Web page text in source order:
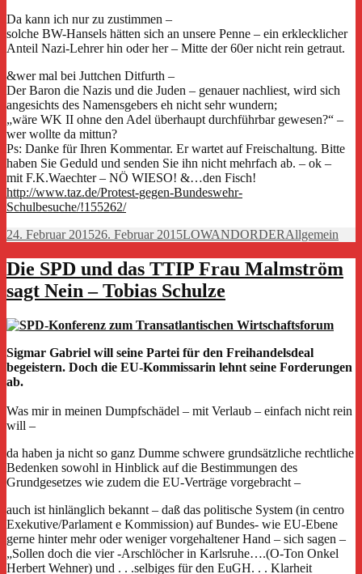
Da kann ich nur zu zustimmen –
solche BW-Hansels hätten sich an unsere Penne – ein erklecklicher
Anteil Nazi-Lehrer hin oder her – Mitte der 60er nicht rein getraut.
&wer mal bei Juttchen Ditfurth –
Der Baron die Nazis und die Juden – genauer nachliest, wird sich
angesichts des Namensgebers eh nicht sehr wundern;
„wäre WK II ohne den Adel überhaupt durchführbar gewesen?“ –
wer wollte da mittun?
Ps: Danke für Ihren Kommentar. Er wartet auf Freischaltung. Bitte
haben Sie Geduld und senden Sie ihn nicht mehrfach ab. – ok –
mit F.K.Waechter – NÖ WIESO! &…den Fisch!
http://www.taz.de/Protest-gegen-Bundeswehr-
Schulbesuche/!155262/
Veröffentlicht
24. Februar 201526. Februar 2015Autor
LOWANDORDER Kategorien
Allgemein
Die SPD und das TTIP Frau Malmström
sagt Nein – Tobias Schulze
Sigmar Gabriel will seine Partei für den Freihandelsdeal
begeistern. Doch die EU-Kommissarin lehnt seine Forderungen
ab.
Was mir in meinen Dumpfschädel – mit Verlaub – einfach nicht rein
will –
da haben ja nicht so ganz Dumme schwere grundsätzliche rechtliche
Bedenken sowohl in Hinblick auf die Bestimmungen des
Grundgesetzes wie zudem die EU-Verträge vorgebracht –
auch ist hinlänglich bekannt – daß das politische System (in centro
Exekutive/Parlament e Kommission) auf Bundes- wie EU-Ebene
gerne hinter mehr oder weniger vorgehaltener Hand – sich sagen –
„Sollen doch die vier -Arschlöcher in Karlsruhe….(O-Ton Onkel
Herbert Wehner) und . . .selbiges für den EuGH. . . Klarheit